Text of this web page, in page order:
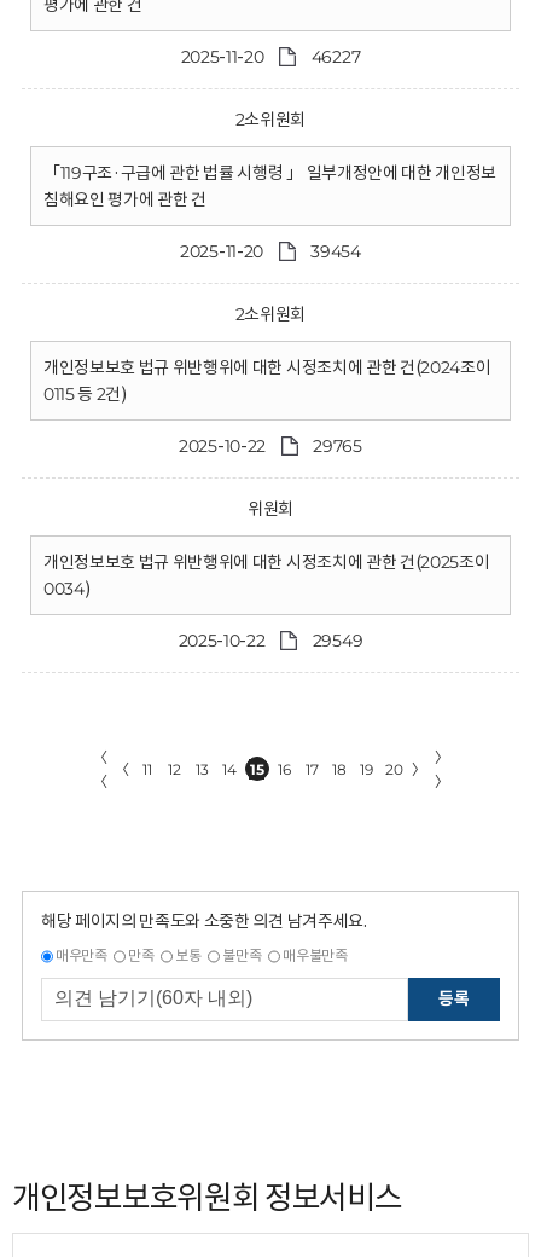
평가에 관한 건
2025-11-20 46227
2소위원회
「119구조·구급에 관한 법률 시행령 」 일부개정안에 대한 개인정보
침해요인 평가에 관한 건
2025-11-20 39454
2소위원회
개인정보보호 법규 위반행위에 대한 시정조치에 관한 건(2024조이
0115 등 2건)
2025-10-22 29765
위원회
개인정보보호 법규 위반행위에 대한 시정조치에 관한 건(2025조이
0034)
2025-10-22 29549
〈
〈
〈 11 12 13 14 15 16 17 18 19 20 〉
〉
〉
해당 페이지의 만족도와 소중한 의견 남겨주세요.
매우만족 만족 보통 불만족 매우불만족
등록
개인정보보호위원회 정보서비스